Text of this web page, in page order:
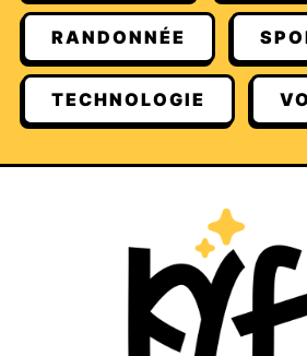
RANDONNÉE
TECHNOLOGIE